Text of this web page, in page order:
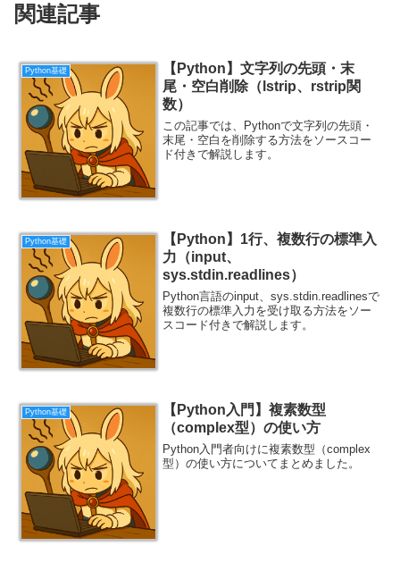
関連記事
Python基礎
【Python】文字列の先頭・末
尾・空白削除（lstrip、rstrip関
数）
この記事では、Pythonで文字列の先頭・
末尾・空白を削除する方法をソースコー
ド付きで解説します。
Python基礎
【Python】1行、複数行の標準入
力（input、
sys.stdin.readlines）
Python言語のinput、sys.stdin.readlinesで
複数行の標準入力を受け取る方法をソー
スコード付きで解説します。
Python基礎
【Python入門】複素数型
（complex型）の使い方
Python入門者向けに複素数型（complex
型）の使い方についてまとめました。